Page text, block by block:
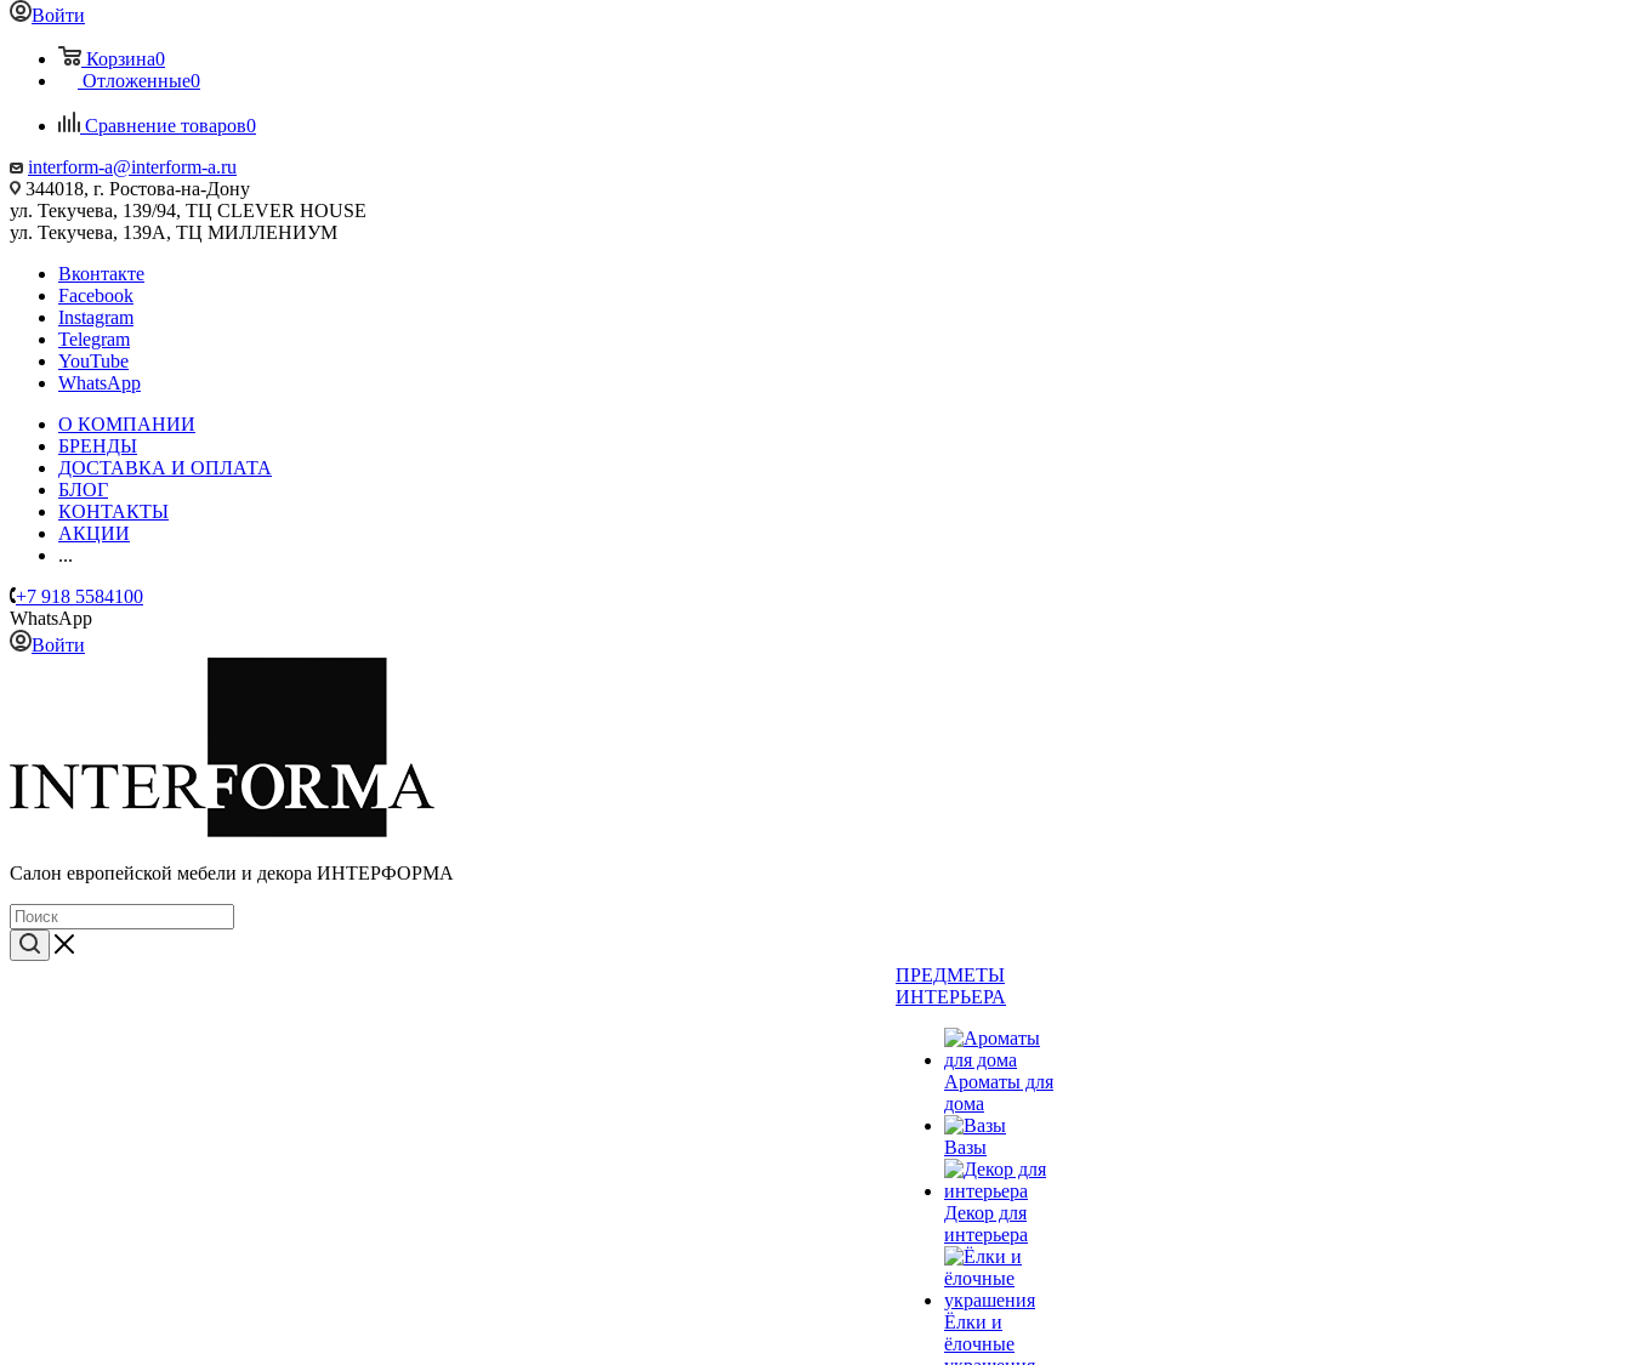
Войти
Корзина0
Отложенные0
Сравнение товаров0
interform-a@interform-a.ru
344018, г. Ростова-на-Дону
ул. Текучева, 139/94, ТЦ CLEVER HOUSE
ул. Текучева, 139А, ТЦ МИЛЛЕНИУМ
Вконтакте
Facebook
Instagram
Telegram
YouTube
WhatsApp
О КОМПАНИИ
БРЕНДЫ
ДОСТАВКА И ОПЛАТА
БЛОГ
КОНТАКТЫ
АКЦИИ
...
+7 918 5584100
WhatsApp
Войти
Cалон европейской мебели и декора ИНТЕРФОРМА
ПРЕДМЕТЫ
ИНТЕРЬЕРА
Ароматы для
дома
Вазы
Декор для
интерьера
Ёлки и
ёлочные